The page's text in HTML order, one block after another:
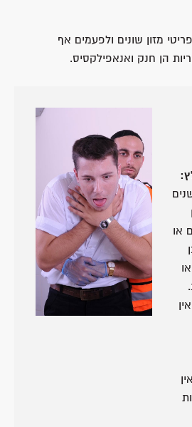
מזון שונים ולפעמים אף
הן חנק ואנאפילקסיס.
עד גיל 5 שנים
או
4 – אין
3 – אין